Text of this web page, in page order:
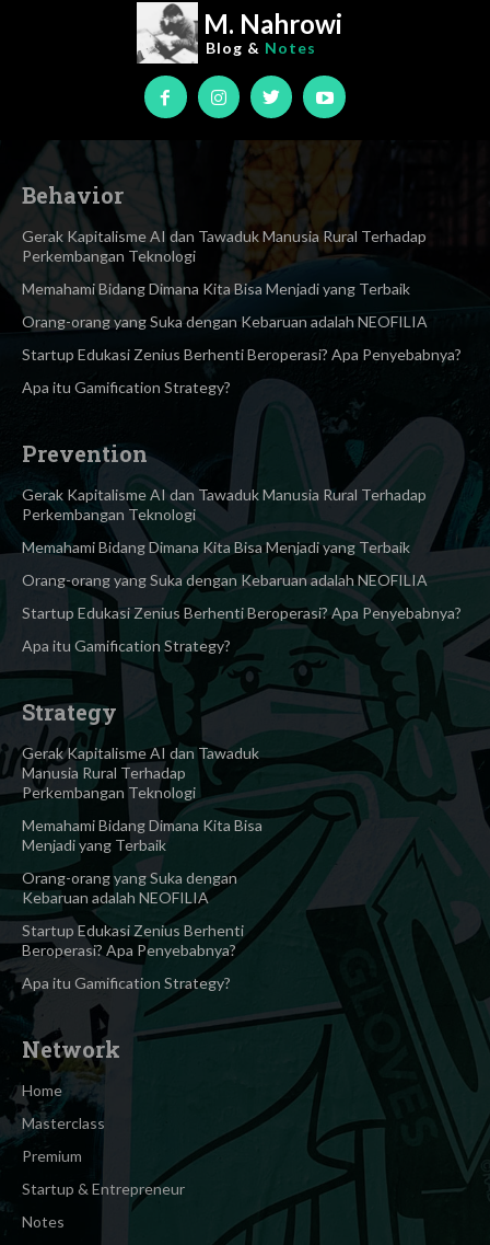
M. Nahrowi
Blog & Notes
Behavior
Gerak Kapitalisme AI dan Tawaduk Manusia Rural Terhadap
Perkembangan Teknologi
Memahami Bidang Dimana Kita Bisa Menjadi yang Terbaik
Orang-orang yang Suka dengan Kebaruan adalah NEOFILIA
Startup Edukasi Zenius Berhenti Beroperasi? Apa Penyebabnya?
Apa itu Gamification Strategy?
Prevention
Gerak Kapitalisme AI dan Tawaduk Manusia Rural Terhadap
Perkembangan Teknologi
Memahami Bidang Dimana Kita Bisa Menjadi yang Terbaik
Orang-orang yang Suka dengan Kebaruan adalah NEOFILIA
Startup Edukasi Zenius Berhenti Beroperasi? Apa Penyebabnya?
Apa itu Gamification Strategy?
Strategy
Gerak Kapitalisme AI dan Tawaduk
Manusia Rural Terhadap
Perkembangan Teknologi
Memahami Bidang Dimana Kita Bisa
Menjadi yang Terbaik
Orang-orang yang Suka dengan
Kebaruan adalah NEOFILIA
Startup Edukasi Zenius Berhenti
Beroperasi? Apa Penyebabnya?
Apa itu Gamification Strategy?
Network
Home
Masterclass
Premium
Startup & Entrepreneur
Notes